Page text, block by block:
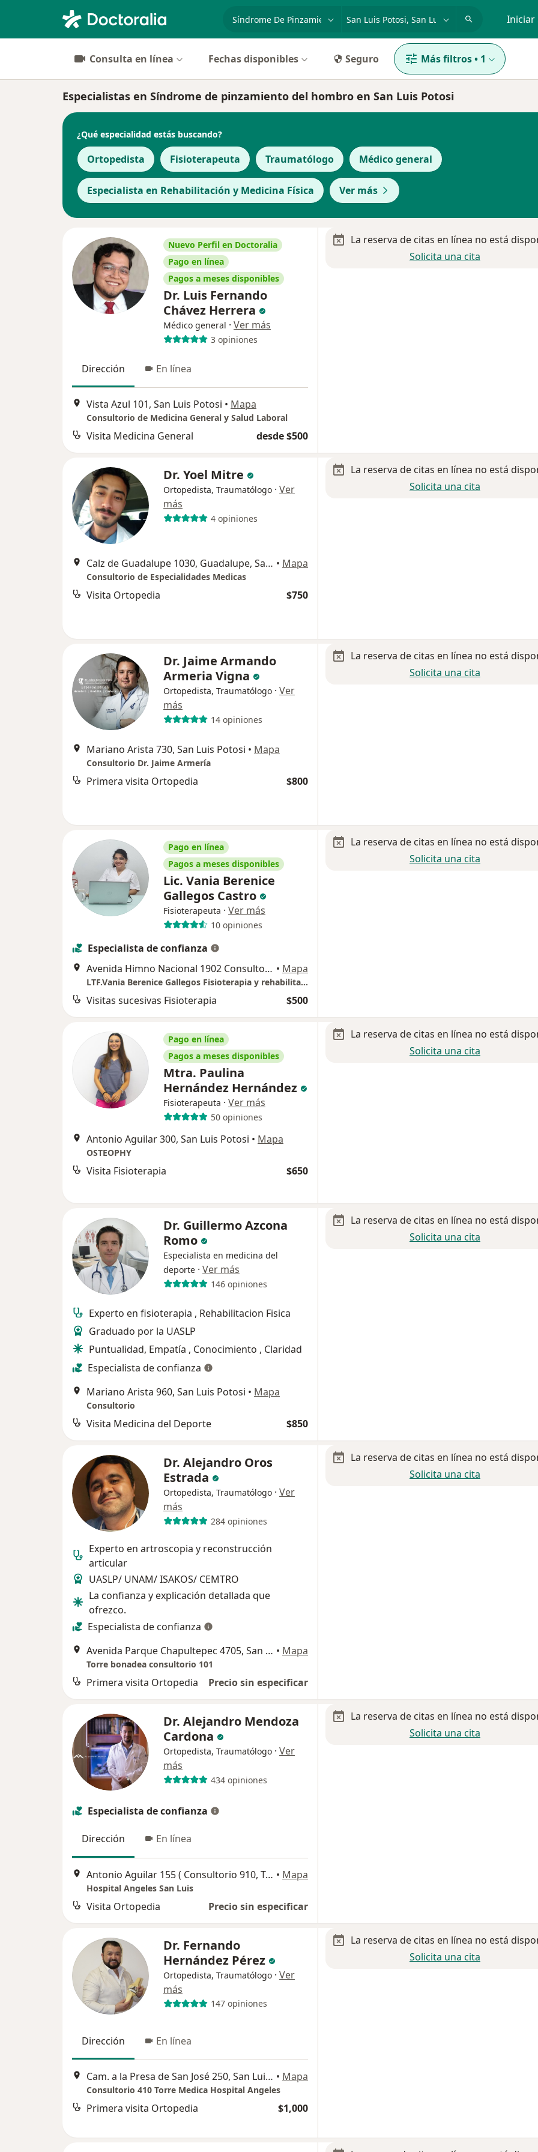
especialidad, enfermedad o nombre Iniciar
Consulta en línea Fechas disponibles Seguro Más filtros• 1
Especialistas en Síndrome de pinzamiento del hombro en San Luis Potosi
¿Qué especialidad estás buscando?
Ortopedista Fisioterapeuta Traumatólogo Médico general
Especialista en Rehabilitación y Medicina Física Ver más
Nuevo Perfil en Doctoralia
Pago en línea
Pagos a meses disponibles
Dr. Luis Fernando
Chávez Herrera
Médico general · Ver más
3 opiniones
Dirección En línea
Vista Azul 101, San Luis Potosi • Mapa
Consultorio de Medicina General y Salud Laboral
Visita Medicina General desde $500
La reserva de citas en línea no está
Solicita una cita
Dr. Yoel Mitre
Ortopedista, Traumatólogo · Ver
más
4 opiniones
Calz de Guadalupe 1030, Guadalupe, San Luis Potosi • Mapa
Consultorio de Especialidades Medicas
Visita Ortopedia $750
La reserva de citas en línea no está
Solicita una cita
Dr. Jaime Armando
Armeria Vigna
Ortopedista, Traumatólogo · Ver
más
14 opiniones
Mariano Arista 730, San Luis Potosi • Mapa
Consultorio Dr. Jaime Armería
Primera visita Ortopedia $800
La reserva de citas en línea no está
Solicita una cita
Pago en línea
Pagos a meses disponibles
Lic. Vania Berenice
Gallegos Castro
Fisioterapeuta · Ver más
10 opiniones
Especialista de confianza
Avenida Himno Nacional 1902 Consultorio 6, San Luis Potosi • Mapa
LTF.Vania Berenice Gallegos Fisioterapia y rehabilitación
Visitas sucesivas Fisioterapia $500
La reserva de citas en línea no está
Solicita una cita
Pago en línea
Pagos a meses disponibles
Mtra. Paulina
Hernández Hernández
Fisioterapeuta · Ver más
50 opiniones
Antonio Aguilar 300, San Luis Potosi • Mapa
OSTEOPHY
Visita Fisioterapia $650
La reserva de citas en línea no está
Solicita una cita
Dr. Guillermo Azcona
Romo
Especialista en medicina del
deporte · Ver más
146 opiniones
Experto en fisioterapia , Rehabilitacion Fisica
Graduado por la UASLP
Puntualidad, Empatía , Conocimiento , Claridad
Especialista de confianza
Mariano Arista 960, San Luis Potosi • Mapa
Consultorio
Visita Medicina del Deporte $850
La reserva de citas en línea no está
Solicita una cita
Dr. Alejandro Oros
Estrada
Ortopedista, Traumatólogo · Ver
más
284 opiniones
Experto en artroscopia y reconstrucción
articular
UASLP/ UNAM/ ISAKOS/ CEMTRO
La confianza y explicación detallada que
ofrezco.
Especialista de confianza
Avenida Parque Chapultepec 4705, San Luis Potosi • Mapa
Torre bonadea consultorio 101
Primera visita Ortopedia Precio sin especificar
La reserva de citas en línea no está
Solicita una cita
Dr. Alejandro Mendoza
Cardona
Ortopedista, Traumatólogo · Ver
más
434 opiniones
Especialista de confianza
Dirección En línea
Antonio Aguilar 155 ( Consultorio 910, Torre de Especialidades Médicas, Hospital Angeles), San Luis Potosi • Mapa
Hospital Angeles San Luis
Visita Ortopedia Precio sin especificar
La reserva de citas en línea no está
Solicita una cita
Dr. Fernando
Hernández Pérez
Ortopedista, Traumatólogo · Ver
más
147 opiniones
Dirección En línea
Cam. a la Presa de San José 250, San Luis Potosi • Mapa
Consultorio 410 Torre Medica Hospital Angeles
Primera visita Ortopedia $1,000
La reserva de citas en línea no está
Solicita una cita